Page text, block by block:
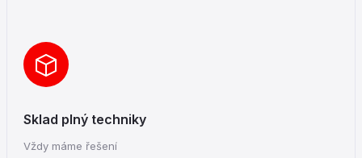
Sklad plný techniky
Vždy máme řešení